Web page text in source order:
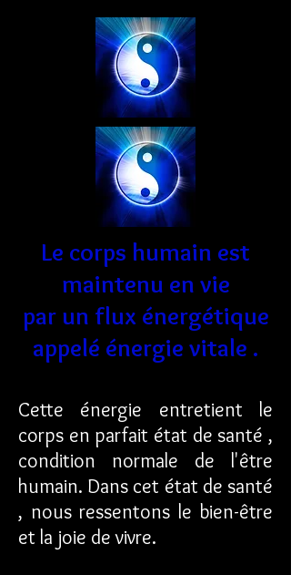
Le corps humain est
maintenu en vie
par un flux énergétique
appelé énergie vitale .
Cette énergie entretient le
corps en parfait état de santé ,
condition normale de l'être
humain. Dans cet état de santé
, nous ressentons le bien-être
et la joie de vivre.